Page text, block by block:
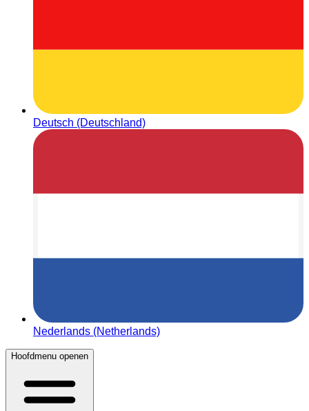
Deutsch (Deutschland)
Nederlands (Netherlands)
Hoofdmenu openen